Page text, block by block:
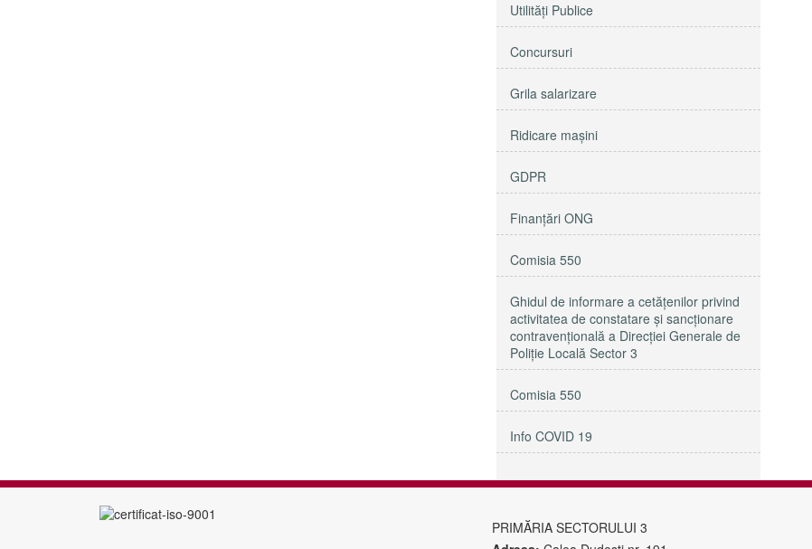
Utilităţi Publice
Concursuri
Grila salarizare
Ridicare maşini
GDPR
Finanțări ONG
Comisia 550
Ghidul de informare a cetățenilor privind
activitatea de constatare și sancționare
contravențională a Direcției Generale de
Poliție Locală Sector 3
Comisia 550
Info COVID 19
PRIMĂRIA SECTORULUI 3